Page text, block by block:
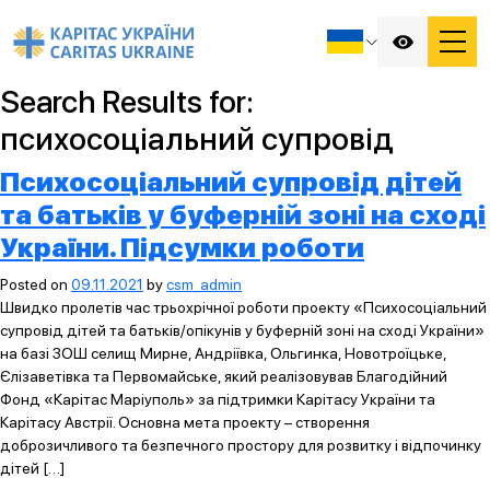
Search Results for:
психосоціальний супровід
Психосоціальний супровід дітей
та батьків у буферній зоні на сході
України. Підсумки роботи
Posted on 09.11.2021 bycsm_admin
Швидко пролетів час трьохрічної роботи проекту «Психосоціальний
супровід дітей та батьків/опікунів у буферній зоні на сході України»
на базі ЗОШ селищ Мирне, Андріївка, Ольгинка, Новотроїцьке,
Єлізаветівка та Первомайське, який реалізовував Благодійний
Фонд «Карітас Маріуполь» за підтримки Карітасу України та
Карітасу Австрії. Основна мета проекту – створення
доброзичливого та безпечного простору для розвитку і відпочинку
дітей […]